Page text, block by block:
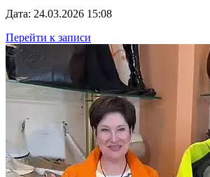
Дата: 24.03.2026 15:08
Перейти к записи